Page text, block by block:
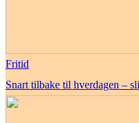
Fritid
Snart tilbake til hverdagen –